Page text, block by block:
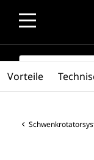
SEARCH
Vorteile